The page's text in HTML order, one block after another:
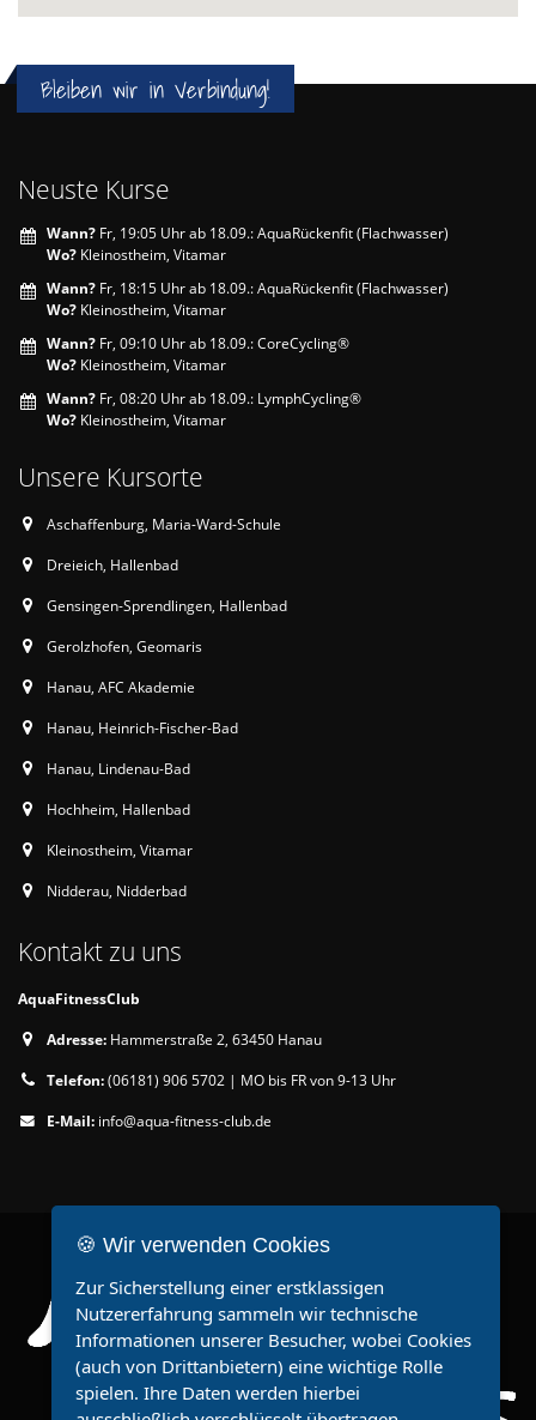
Bleiben wir in Verbindung!
Neuste Kurse
Wann? Fr, 19:05 Uhr ab 18.09.: AquaRückenfit (Flachwasser)
Wo? Kleinostheim, Vitamar
Wann? Fr, 18:15 Uhr ab 18.09.: AquaRückenfit (Flachwasser)
Wo? Kleinostheim, Vitamar
Wann? Fr, 09:10 Uhr ab 18.09.: CoreCycling®
Wo? Kleinostheim, Vitamar
Wann? Fr, 08:20 Uhr ab 18.09.: LymphCycling®
Wo? Kleinostheim, Vitamar
Unsere Kursorte
Aschaffenburg, Maria-Ward-Schule
Dreieich, Hallenbad
Gensingen-Sprendlingen, Hallenbad
Gerolzhofen, Geomaris
Hanau, AFC Akademie
Hanau, Heinrich-Fischer-Bad
Hanau, Lindenau-Bad
Hochheim, Hallenbad
Kleinostheim, Vitamar
Nidderau, Nidderbad
Kontakt zu uns
AquaFitnessClub
Adresse: Hammerstraße 2, 63450 Hanau
Telefon:(06181) 906 5702 | MO bis FR von 9-13 Uhr
E-Mail: info@aqua-fitness-club.de
🍪 Wir verwenden Cookies
Zur Sicherstellung einer erstklassigen
Nutzererfahrung sammeln wir technische
Informationen unserer Besucher, wobei Cookies
(auch von Drittanbietern) eine wichtige Rolle
spielen. Ihre Daten werden hierbei